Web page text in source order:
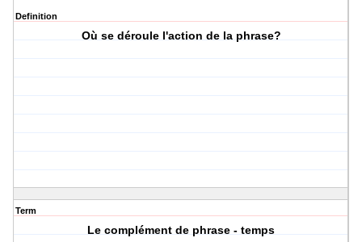
Definition
Où se déroule l'action de la phrase?
Term
Le complément de phrase - temps